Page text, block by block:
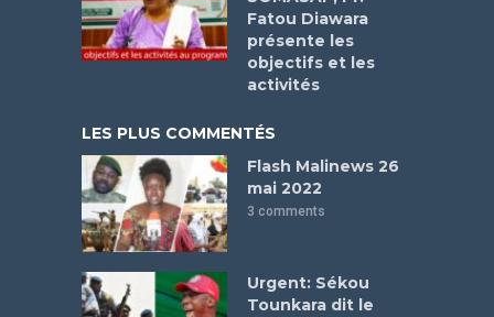
Fatou Diawara
présente les
objectifs et les
activités
LES PLUS COMMENTÉS
Flash Malinews 26
mai 2022
3 comments
Urgent: Sékou
Tounkara dit le